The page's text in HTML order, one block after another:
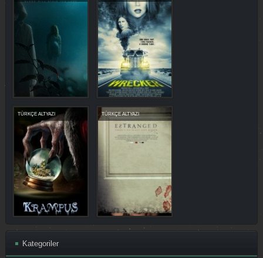
TÜRKÇE ALTYAZI TÜRKÇE ALTYAZI
Kategoriler